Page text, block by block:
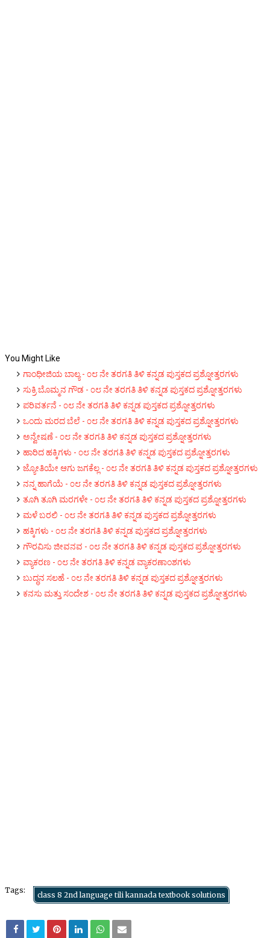
You Might Like
ಗಾಂಧೀಜಿಯ ಬಾಲ್ಯ - ೦೮ ನೇ ತರಗತಿ ತಿಳಿ ಕನ್ನಡ ಪುಸ್ತಕದ ಪ್ರಶ್ನೋತ್ತರಗಳು
ಸುಕ್ರಿ ಬೊಮ್ಮನ ಗೌಡ - ೦೮ ನೇ ತರಗತಿ ತಿಳಿ ಕನ್ನಡ ಪುಸ್ತಕದ ಪ್ರಶ್ನೋತ್ತರಗಳು
ಪರಿವರ್ತನೆ - ೦೮ ನೇ ತರಗತಿ ತಿಳಿ ಕನ್ನಡ ಪುಸ್ತಕದ ಪ್ರಶ್ನೋತ್ತರಗಳು
ಒಂದು ಮರದ ಬೆಲೆ - ೦೮ ನೇ ತರಗತಿ ತಿಳಿ ಕನ್ನಡ ಪುಸ್ತಕದ ಪ್ರಶ್ನೋತ್ತರಗಳು
ಅನ್ವೇಷಣೆ - ೦೮ ನೇ ತರಗತಿ ತಿಳಿ ಕನ್ನಡ ಪುಸ್ತಕದ ಪ್ರಶ್ನೋತ್ತರಗಳು
ಹಾರಿದ ಹಕ್ಕಿಗಳು - ೦೮ ನೇ ತರಗತಿ ತಿಳಿ ಕನ್ನಡ ಪುಸ್ತಕದ ಪ್ರಶ್ನೋತ್ತರಗಳು
ಜ್ಯೋತಿಯೇ ಆಗು ಜಗಕೆಲ್ಲ - ೦೮ ನೇ ತರಗತಿ ತಿಳಿ ಕನ್ನಡ ಪುಸ್ತಕದ ಪ್ರಶ್ನೋತ್ತರಗಳು
ನನ್ನ ಹಾಗೆಯೆ - ೦೮ ನೇ ತರಗತಿ ತಿಳಿ ಕನ್ನಡ ಪುಸ್ತಕದ ಪ್ರಶ್ನೋತ್ತರಗಳು
ತೂಗಿ ತೂಗಿ ಮರಗಳೇ - ೦೮ ನೇ ತರಗತಿ ತಿಳಿ ಕನ್ನಡ ಪುಸ್ತಕದ ಪ್ರಶ್ನೋತ್ತರಗಳು
ಮಳೆ ಬರಲಿ - ೦೮ ನೇ ತರಗತಿ ತಿಳಿ ಕನ್ನಡ ಪುಸ್ತಕದ ಪ್ರಶ್ನೋತ್ತರಗಳು
ಹಕ್ಕಿಗಳು - ೦೮ ನೇ ತರಗತಿ ತಿಳಿ ಕನ್ನಡ ಪುಸ್ತಕದ ಪ್ರಶ್ನೋತ್ತರಗಳು
ಗೌರವಿಸು ಜೀವನವ - ೦೮ ನೇ ತರಗತಿ ತಿಳಿ ಕನ್ನಡ ಪುಸ್ತಕದ ಪ್ರಶ್ನೋತ್ತರಗಳು
ವ್ಯಾಕರಣ - ೦೮ ನೇ ತರಗತಿ ತಿಳಿ ಕನ್ನಡ ವ್ಯಾಕರಣಾಂಶಗಳು
ಬುದ್ಧನ ಸಲಹೆ - ೦೮ ನೇ ತರಗತಿ ತಿಳಿ ಕನ್ನಡ ಪುಸ್ತಕದ ಪ್ರಶ್ನೋತ್ತರಗಳು
ಕನಸು ಮತ್ತು ಸಂದೇಶ - ೦೮ ನೇ ತರಗತಿ ತಿಳಿ ಕನ್ನಡ ಪುಸ್ತಕದ ಪ್ರಶ್ನೋತ್ತರಗಳು
Tags:
class 8 2nd language tili kannada textbook solutions